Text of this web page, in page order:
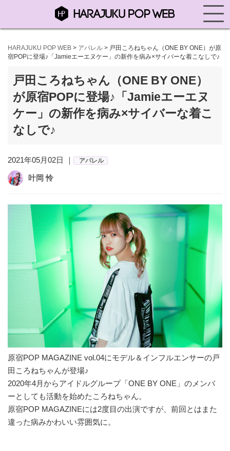
HARAJUKU POP WEB > アパレル > 戸田ころねちゃん（ONE BY ONE）が原
宿POPに登場♪「Jamieエーエヌケー」の新作を病み×サイバーな着こなしで♪
戸田ころねちゃん（ONE BY ONE）
が原宿POPに登場♪「Jamieエーエヌ
ケー」の新作を病み×サイバーな着こ
なしで♪
2021年05月02日 ｜ アパレル
叶岡 怜
原宿POP MAGAZINE vol.04にモデル＆インフルエンサーの戸
田ころねちゃんが登場♪
2020年4月からアイドルグループ「ONE BY ONE」のメンバ
ーとしても活動を始めたころねちゃん。
原宿POP MAGAZINEには2度目の出演ですが、前回とはまた
違った病みかわいい雰囲気に。